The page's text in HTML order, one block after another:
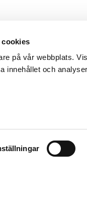
cookies
på vår webbplats.
innehållet och